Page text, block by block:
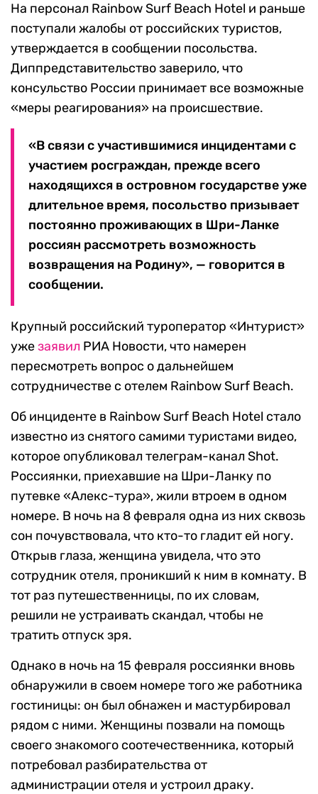
На персонал Rainbow Surf Beach Hotel и раньше
поступали жалобы от российских туристов,
утверждается в сообщении посольства.
Диппредставительство заверило, что
консульство России принимает все возможные
«меры реагирования» на происшествие.
«В связи с участившимися инцидентами с
участием росграждан, прежде всего
находящихся в островном государстве уже
длительное время, посольство призывает
постоянно проживающих в Шри-Ланке
россиян рассмотреть возможность
возвращения на Родину», — говорится в
сообщении.
Крупный российский туроператор «Интурист»
ужезаявил РИА Новости, что намерен
пересмотреть вопрос о дальнейшем
сотрудничестве с отелем Rainbow Surf Beach.
Об инциденте в Rainbow Surf Beach Hotel стало
известно из снятого самими туристами видео,
которое опубликовал телеграм-канал Shot.
Россиянки, приехавшие на Шри-Ланку по
путевке «Алекс-тура», жили втроем в одном
номере. В ночь на 8 февраля одна из них сквозь
сон почувствовала, что кто-то гладит ей ногу.
Открыв глаза, женщина увидела, что это
сотрудник отеля, проникший к ним в комнату. В
тот раз путешественницы, по их словам,
решили не устраивать скандал, чтобы не
тратить отпуск зря.
Однако в ночь на 15 февраля россиянки вновь
обнаружили в своем номере того же работника
гостиницы: он был обнажен и мастурбировал
рядом с ними. Женщины позвали на помощь
своего знакомого соотечественника, который
потребовал разбирательства от
администрации отеля и устроил драку.